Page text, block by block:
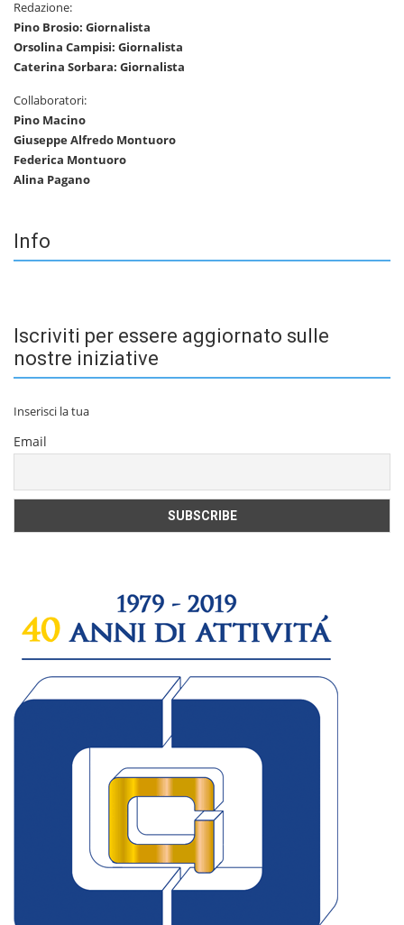
Redazione:
Pino Brosio: Giornalista
Orsolina Campisi: Giornalista
Caterina Sorbara: Giornalista
Collaboratori:
Pino Macino
Giuseppe Alfredo Montuoro
Federica Montuoro
Alina Pagano
Info
Iscriviti per essere aggiornato sulle
nostre iniziative
Inserisci la tua
Email